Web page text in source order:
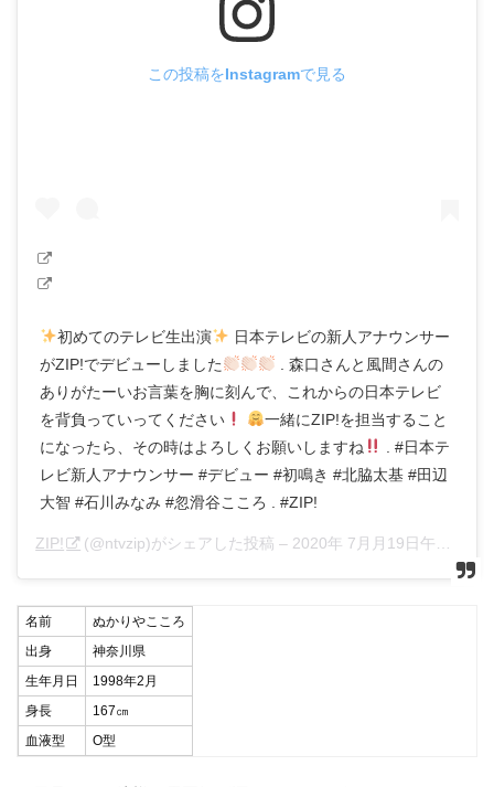
この投稿をInstagramで見る
初めてのテレビ生出演
日本テレビの新人アナウンサー
がZIP!でデビューしました
. 森口さんと風間さんの
ありがたーいお言葉を胸に刻んで、これからの日本テレビ
を背負っていってください
一緒にZIP!を担当すること
になったら、その時はよろしくお願いしますね
. #日本テ
レビ新人アナウンサー #デビュー #初鳴き #北脇太基 #田辺
大智 #石川みなみ #忽滑谷こころ . #ZIP!
ZIP! (@ntvzip)がシェアした投稿 – 2020年 7月月19日午後9時34分PDT
名前
ぬかりやこころ
出身
神奈川県
生年月日
1998年2月
身長
167㎝
血液型
O型